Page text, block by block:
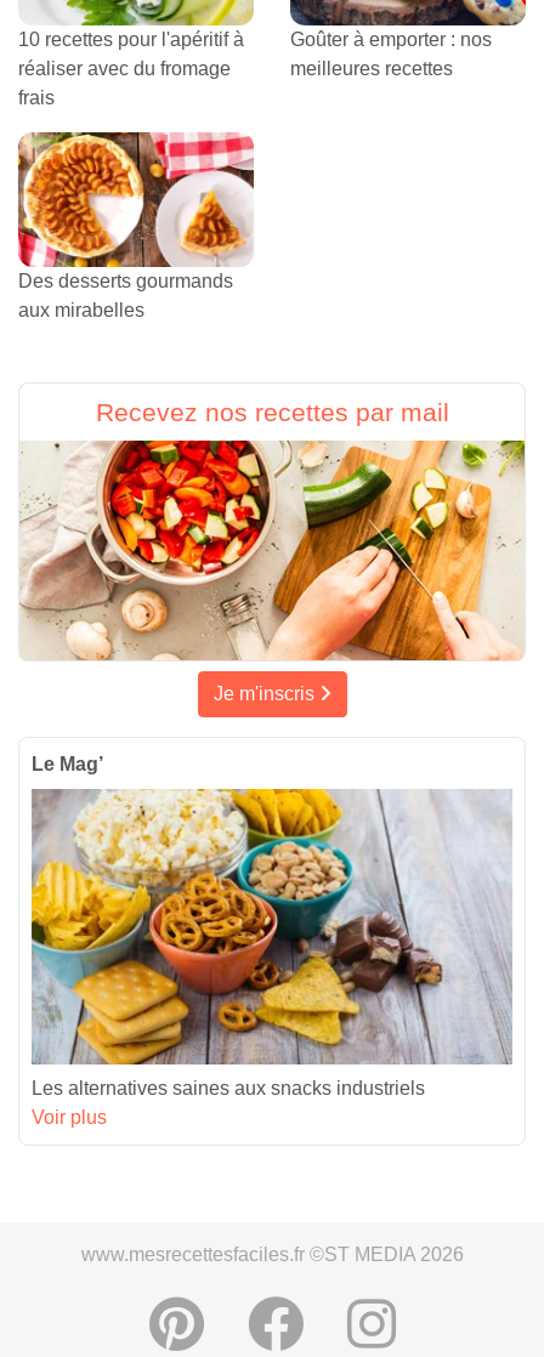
10 recettes pour l'apéritif à
réaliser avec du fromage
frais
Goûter à emporter : nos
meilleures recettes
Des desserts gourmands
aux mirabelles
Recevez nos recettes par mail
Je m'inscris
Le Mag’
Les alternatives saines aux snacks industriels
Voir plus
www.mesrecettesfaciles.fr ©ST MEDIA 2026